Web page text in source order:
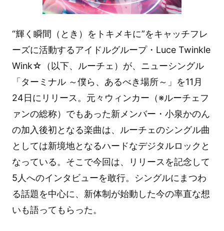
“輝く瞬間（とき）をトキメキに”をキャッチフレ
ーズに活動するアイドルグループ・Luce Twinkle
Wink☆（以下、ルーチェ）が、ニューシングル
「ターミナル ～僕ら、あるべき場所～」を11月
24日にリリース。元々ウィンカー（※ルーチェフ
ァンの総称）でもあった新メンバー・小泉かのん
の加入後初となる楽曲は、ルーチェのシングル曲
としては新境地となるハードなデジタルロックと
なっている。そこで今回は、リリースを記念して
5人へのインタビューを敢行。シングルにまつわ
る話題を中心に、新体制が始動した今の率直な想
いも語ってもらった。